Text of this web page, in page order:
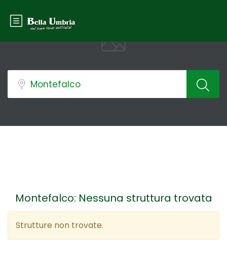
Montefalco: Nessuna struttura trovata
Strutture non trovate.